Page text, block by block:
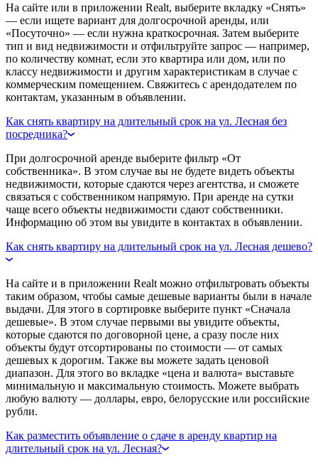
На сайте или в приложении Realt, выберите вкладку «Снять»
— если ищете вариант для долгосрочной аренды, или
«Посуточно» — если нужна краткосрочная. Затем выберите
тип и вид недвижимости и отфильтруйте запрос — например,
по количеству комнат, если это квартира или дом, или по
классу недвижимости и другим характеристикам в случае с
коммерческим помещением. Свяжитесь с арендодателем по
контактам, указанным в объявлении.
Как снять квартиру на длительный срок на ул. Лесная без
посредника?
При долгосрочной аренде выберите фильтр «От
собственника». В этом случае вы не будете видеть объекты
недвижимости, которые сдаются через агентства, и сможете
связаться с собственником напрямую. При аренде на сутки
чаще всего объекты недвижимости сдают собственники.
Информацию об этом вы увидите в контактах в объявлении.
Как снять квартиру на длительный срок на ул. Лесная дешево?
На сайте и в приложении Realt можно отфильтровать объекты
таким образом, чтобы самые дешевые варианты были в начале
выдачи. Для этого в сортировке выберите пункт «Сначала
дешевые». В этом случае первыми вы увидите объекты,
которые сдаются по договорной цене, а сразу после них
объекты будут отсортированы по стоимости — от самых
дешевых к дорогим. Также вы можете задать ценовой
диапазон. Для этого во вкладке «цена и валюта» выставьте
минимальную и максимальную стоимость. Можете выбрать
любую валюту — доллары, евро, белорусские или российские
рубли.
Как разместить объявление о сдаче в аренду квартир на
длительный срок на ул. Лесная?